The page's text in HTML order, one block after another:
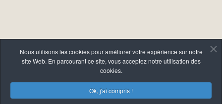
Nous utilisons les cookies pour améliorer votre expérience sur notre
site Web. En parcourant ce site, vous acceptez notre utilisation des
cookies.
Ok, j'ai compris !